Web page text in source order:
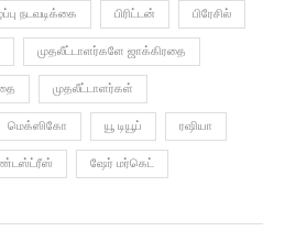
நடவடிக்கை பிரிட்டன் பிரேசில்
முதலீட்டாளர்களே ஜாக்கிரதை
முதலீட்டாளர்கள்
மெக்ஸிகோ யூ டியூப் ரஷியா
ஷேர் மர்கெட்